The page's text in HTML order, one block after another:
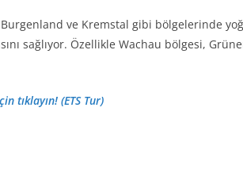
ve Kremstal gibi bölgelerinde
sağlıyor. Özellikle Wachau bölgesi,
tıklayın! (ETS Tur)